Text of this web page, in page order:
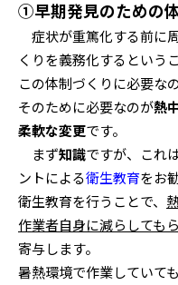
①早期発見のための
症状が重篤化する前に
くりを義務化するという
この体制づくりに必要なの
そのために必要なのが熱
柔軟な変更です。
まず知識ですが、これ
ントによる衛生教育をお
衛生教育を行うことで、
作業者自身に減らしても
寄与します。
暑熱環境で作業していて